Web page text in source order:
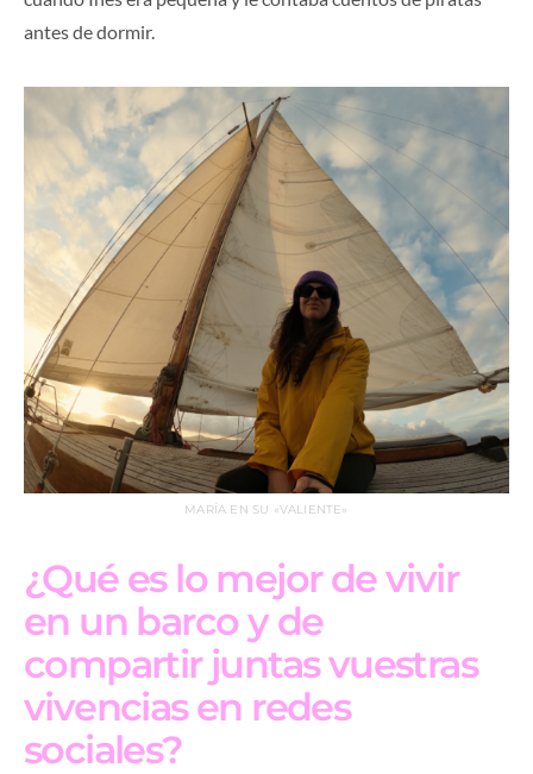
antes de dormir.
MARÍA EN SU «VALIENTE»
¿Qué es lo mejor de vivir
en un barco y de
compartir juntas vuestras
vivencias en redes
sociales?